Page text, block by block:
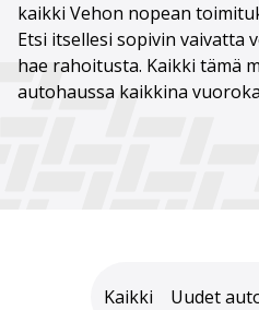
kaikki Vehon nopean
Etsi itsellesi sopivin vaivatta
hae rahoitusta. Kaikki tämä
autohaussa kaikkina
Kaikki Uudet